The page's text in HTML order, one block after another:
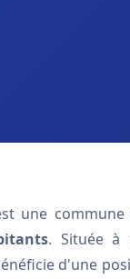
une commune
. Située à
d'une